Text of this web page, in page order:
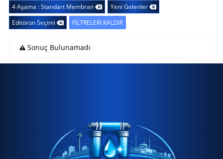
4 Aşama : Standart Membran
Yeni Gelenler
Editörün Seçimi
FİLTRELERİ KALDIR
Sonuç Bulunamadı